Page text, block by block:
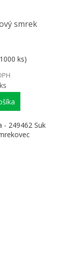
ks)
- 249462 Suk